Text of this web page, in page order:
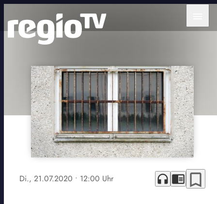
Di., 21.07.2020 • 12:00 Uhr headphones chrome_reader_mode bookmark_border